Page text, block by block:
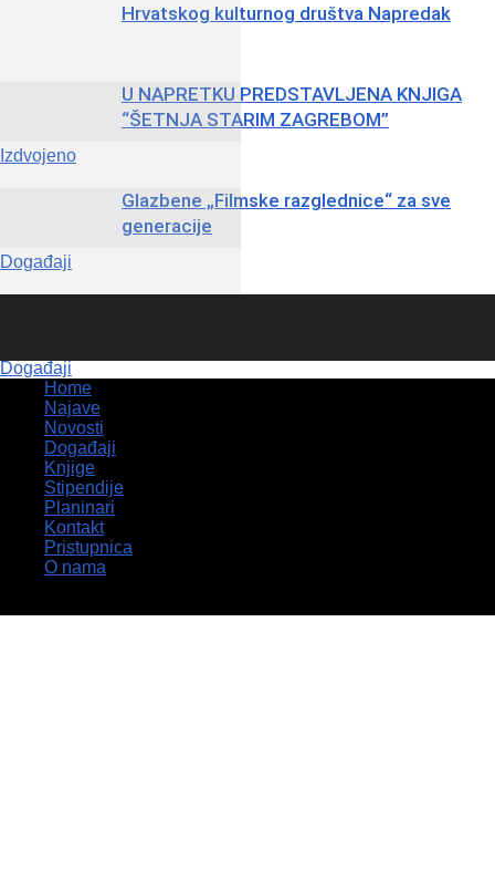
Izdvojeno
Hrvatskog kulturnog društva Napredak
Događaji
U NAPRETKU PREDSTAVLJENA KNJIGA
“ŠETNJA STARIM ZAGREBOM”
Događaji
Glazbene „Filmske razglednice“ za sve
generacije
Home
Najave
Novosti
Događaji
Knjige
Stipendije
Planinari
Kontakt
Pristupnica
O nama